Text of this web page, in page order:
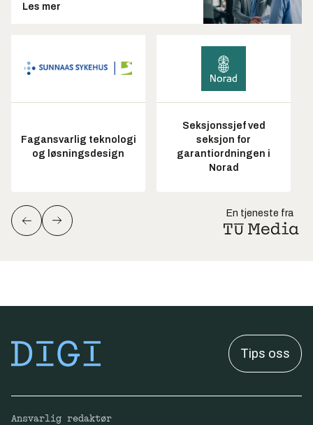
Les mer
Fagansvarlig teknologi
og løsningsdesign
Seksjonssjef ved
seksjon for
garantiordningen i
Norad
En tjeneste fra
Tips oss
Ansvarlig redaktør